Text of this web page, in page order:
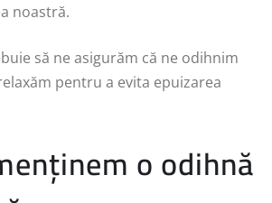
noastră.
să ne asigurăm că ne odihnim
pentru a evita epuizarea
o odihnă